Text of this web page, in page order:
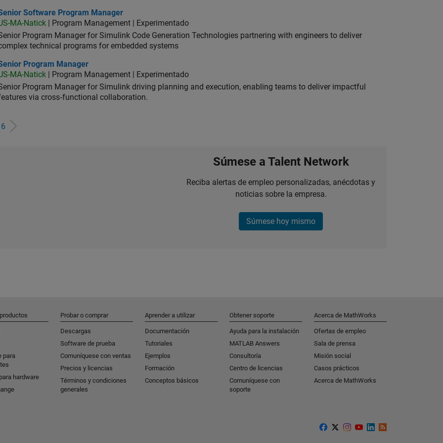
Software Program Manager
Software Program Manager
MA-Natick | Program Management | Experimentado
Program Manager for Simulink Code Generation Technologies partnering with engineers to deliver
technical programs for embedded systems
Program Manager
Program Manager
MA-Natick | Program Management | Experimentado
Program Manager for Simulink driving planning and execution, enabling teams to deliver impactful
via cross‑functional collaboration.
6
Súmese a Talent Network
Reciba alertas de empleo personalizadas, anécdotas y
noticias sobre la empresa.
Súmese hoy mismo
para
hardware
Probar o comprar
Descargas
Software de prueba
Comuníquese con ventas
Precios y licencias
Términos y condiciones
generales
Aprender a utilizar
Documentación
Tutoriales
Ejemplos
Formación
Conceptos básicos
Obtener soporte
Ayuda para la instalación
MATLAB Answers
Consultoría
Centro de licencias
Comuníquese con
soporte
Acerca de MathWorks
Ofertas de empleo
Sala de prensa
Misión social
Casos prácticos
Acerca de MathWorks